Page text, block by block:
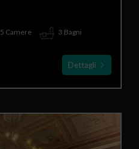
5 Camere 3 Bagni
Dettagli